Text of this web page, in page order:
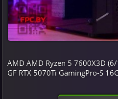
AMD AMD Ryzen 5 7600X3D
GF RTX 5070Ti GamingPro-S